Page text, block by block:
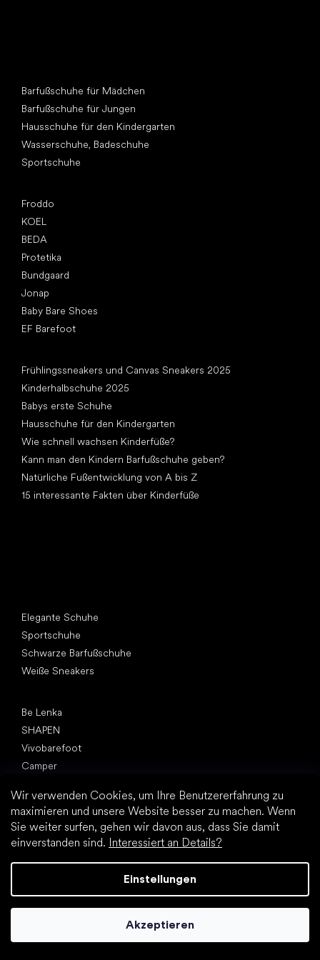
Wir verwenden Cookies, um Ihre Benutzererfahrung zu
maximieren und unsere Website besser zu machen. Wenn
Sie weiter surfen, gehen wir davon aus, dass Sie damit
einverstanden sind. Interessiert an Details?
Einstellungen
Akzeptieren
Barfußschuhe für Mädchen
Barfußschuhe für Jungen
Hausschuhe für den Kindergarten
Wasserschuhe, Badeschuhe
Sportschuhe
Froddo
KOEL
BEDA
Protetika
Bundgaard
Jonap
Baby Bare Shoes
EF Barefoot
Frühlingssneakers und Canvas Sneakers 2025
Kinderhalbschuhe 2025
Babys erste Schuhe
Hausschuhe für den Kindergarten
Wie schnell wachsen Kinderfüße?
Kann man den Kindern Barfußschuhe geben?
Natürliche Fußentwicklung von A bis Z
15 interessante Fakten über Kinderfüße
Elegante Schuhe
Sportschuhe
Schwarze Barfußschuhe
Weiße Sneakers
Be Lenka
SHAPEN
Vivobarefoot
Camper
Leguano
Froddo
Artikel
Hallux valgus (Ballenzeh)
Fersensporn
Flache Laufsohle vs. Absatzschuhe